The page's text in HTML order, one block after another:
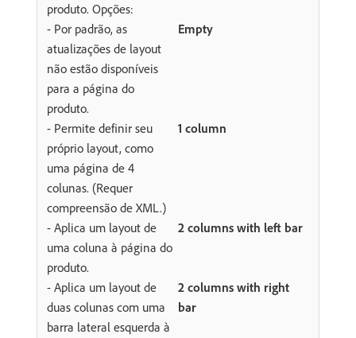
produto. Opções:
- Por padrão, as
atualizações de layout
não estão disponíveis
para a página do
produto.
Empty
- Permite definir seu
próprio layout, como
uma página de 4
colunas. (Requer
compreensão de XML.)
1 column
- Aplica um layout de
uma coluna à página do
produto.
2 columns with left bar
- Aplica um layout de
duas colunas com uma
barra lateral esquerda à
2 columns with right
bar